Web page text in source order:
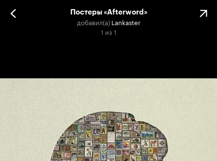
Постеры «Afterword»
добавил(а) Lankaster
1 из 1